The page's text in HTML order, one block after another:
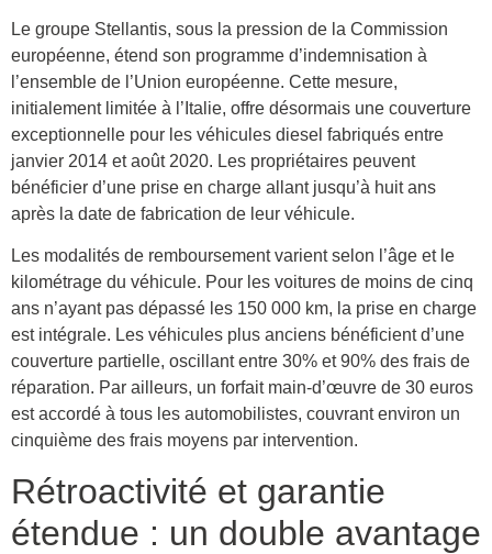
Le groupe Stellantis, sous la pression de la Commission
européenne, étend son programme d’indemnisation à
l’ensemble de l’Union européenne. Cette mesure,
initialement limitée à l’Italie, offre désormais une couverture
exceptionnelle pour les véhicules diesel fabriqués entre
janvier 2014 et août 2020. Les propriétaires peuvent
bénéficier d’une prise en charge allant jusqu’à huit ans
après la date de fabrication de leur véhicule.
Les modalités de remboursement varient selon l’âge et le
kilométrage du véhicule. Pour les voitures de moins de cinq
ans n’ayant pas dépassé les 150 000 km, la prise en charge
est intégrale. Les véhicules plus anciens bénéficient d’une
couverture partielle, oscillant entre 30% et 90% des frais de
réparation. Par ailleurs, un forfait main-d’œuvre de 30 euros
est accordé à tous les automobilistes, couvrant environ un
cinquième des frais moyens par intervention.
Rétroactivité et garantie
étendue : un double avantage